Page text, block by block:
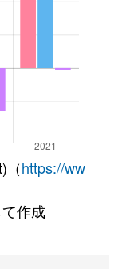
（https://ww
作成